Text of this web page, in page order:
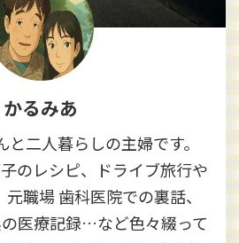
かるみあ
二人暮らしの主婦です。
のレシピ、ドライブ旅行や
職場 歯科医院での裏話、
医療記録…など色々綴って